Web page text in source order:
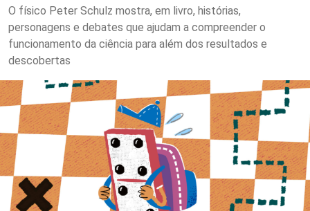
O físico Peter Schulz mostra, em livro, histórias,
personagens e debates que ajudam a compreender o
funcionamento da ciência para além dos resultados e
descobertas